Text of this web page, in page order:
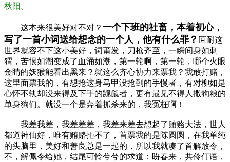
秋阳。
这本来很美好对不对？ 一个下班的社畜，本着初心，
写了一首小词送给想念的一个人，他有什么罪？ 叵耐这
世界就容不下这小美好，词莆发，刀枪齐至，一瞬间身如刺
猬，苦恨如潮变成了血涌如潮，第一轮啊，第一轮，哪个火眼
金睛的妖猴能看出黑来？就这么齐心协力来票我？我敢打赌，
这里面票我的，有想抢这身马甲没抢到的手慢者，有对柳如是
心怀不轨却没来得及下手的觊觎者，更有最见不得人撒狗粮的
单身狗们。就没一个是奔着抓杀来的，我冤枉啊！
我差我差，我差差差，我差来差去想起了贿赂大法，世人
都道神仙好，唯有贿赂拒不了，首票我的是陈圆圆，在我单纯
的头脑里，美好和善良总是一起的，所以我就凑了首解放令，
不，解佩令给她，结尾可怜兮兮的求道：盼春来，共伶仃语，